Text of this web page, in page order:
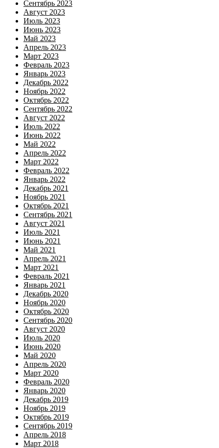
Сентябрь 2023
Август 2023
Июль 2023
Июнь 2023
Май 2023
Апрель 2023
Март 2023
Февраль 2023
Январь 2023
Декабрь 2022
Ноябрь 2022
Октябрь 2022
Сентябрь 2022
Август 2022
Июль 2022
Июнь 2022
Май 2022
Апрель 2022
Март 2022
Февраль 2022
Январь 2022
Декабрь 2021
Ноябрь 2021
Октябрь 2021
Сентябрь 2021
Август 2021
Июль 2021
Июнь 2021
Май 2021
Апрель 2021
Март 2021
Февраль 2021
Январь 2021
Декабрь 2020
Ноябрь 2020
Октябрь 2020
Сентябрь 2020
Август 2020
Июль 2020
Июнь 2020
Май 2020
Апрель 2020
Март 2020
Февраль 2020
Январь 2020
Декабрь 2019
Ноябрь 2019
Октябрь 2019
Сентябрь 2019
Апрель 2018
Март 2018